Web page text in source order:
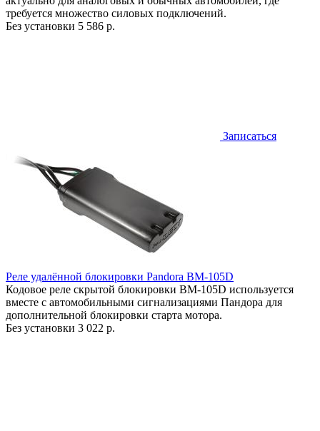
требуется множество силовых подключений.
Без установки 5 586 р.
Записаться
Реле удалённой блокировки Pandora BM-105D
Кодовое реле скрытой блокировки BM-105D используется
вместе с автомобильными сигнализациями Пандора для
дополнительной блокировки старта мотора.
Без установки 3 022 р.